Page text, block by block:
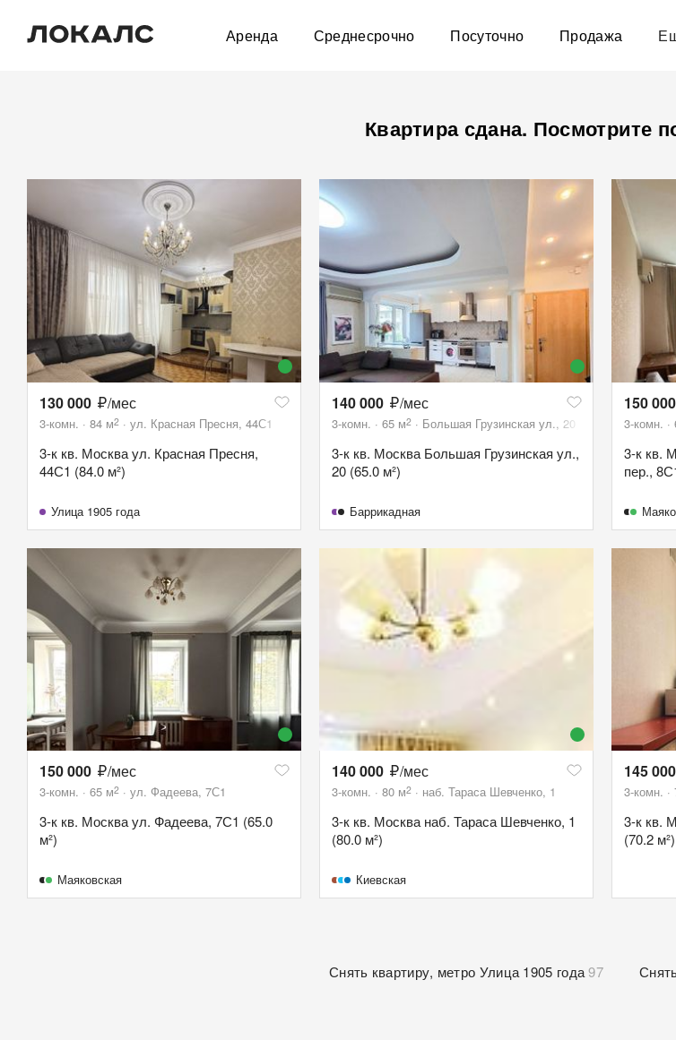
Аренда Среднесрочно Посуточно Продажа
Квартира сдана. Посмотрите
130 000 /мес
3-комн. 84 м2 ул. Красная Пресня, 44С1
3-к кв. Москва ул. Красная Пресня,
44С1 (84.0 м²)
Улица 1905 года
140 000 /мес
3-комн. 65 м2 Большая Грузинская ул., 20
3-к кв. Москва Большая Грузинская ул.,
20 (65.0 м²)
Баррикадная
150 000
3-комн.
3-к кв.
пер.,
150 000 /мес
3-комн. 65 м2 ул. Фадеева, 7С1
3-к кв. Москва ул. Фадеева, 7С1 (65.0
м²)
Маяковская
140 000 /мес
3-комн. 80 м2 наб. Тараса Шевченко, 1
3-к кв. Москва наб. Тараса Шевченко, 1
(80.0 м²)
Киевская
145 000
3-комн.
3-к кв.
(70.2 м²)
Снять квартиру, метро Улица 1905 года 97